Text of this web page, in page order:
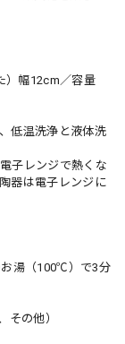
）幅12cm／容量
低温洗浄と液体洗
子レンジで熱くな
器は電子レンジに
お湯（100℃）で3分
その他）